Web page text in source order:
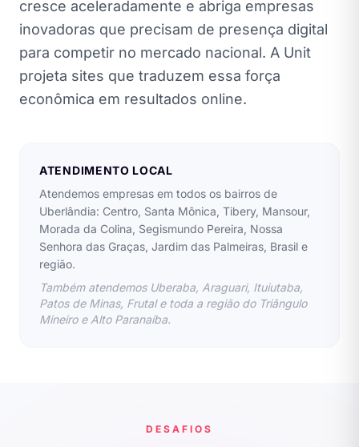
cresce aceleradamente e abriga empresas
inovadoras que precisam de presença digital
para competir no mercado nacional. A Unit
projeta sites que traduzem essa força
econômica em resultados online.
ATENDIMENTO LOCAL
Atendemos empresas em todos os bairros de
Uberlândia: Centro, Santa Mônica, Tibery, Mansour,
Morada da Colina, Segismundo Pereira, Nossa
Senhora das Graças, Jardim das Palmeiras, Brasil e
região.
Também atendemos Uberaba, Araguari, Ituiutaba,
Patos de Minas, Frutal e toda a região do Triângulo
Mineiro e Alto Paranaíba.
DESAFIOS